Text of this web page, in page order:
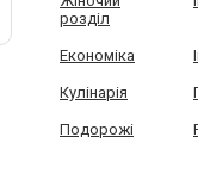
розділ
Економіка
Кулінарія
Подорожі